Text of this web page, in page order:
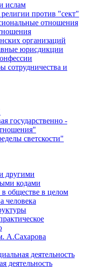
ислам
против "сект"
отношения
организаций
юрисдикции
сотрудничества и
государственно -
светскости"
другими
кодами
обществе в целом
человека
А.Сахарова
деятельность
деятельность